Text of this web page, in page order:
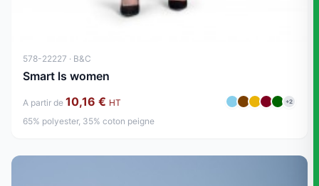
578-22227 · B&C
Smart ls women
A partir de 10,16 € HT +2
65% polyester, 35% coton peigne